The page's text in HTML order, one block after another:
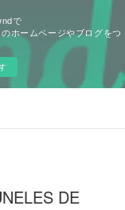
で
ホームページやブログをつ
DE